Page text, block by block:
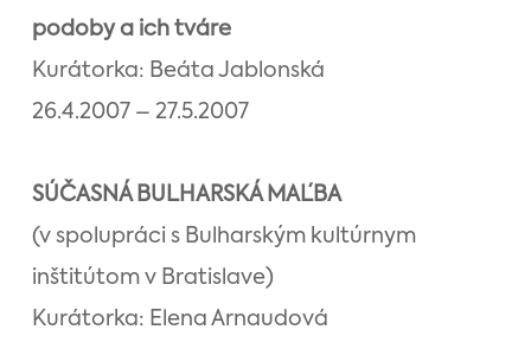
podoby a ich tváre
Kurátorka: Beáta Jablonská
26.4.2007 – 27.5.2007
SÚČASNÁ BULHARSKÁ MAĽBA
(v spolupráci s Bulharským kultúrnym
inštitútom v Bratislave)
Kurátorka: Elena Arnaudová